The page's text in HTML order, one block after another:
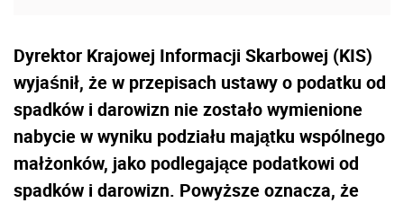
Dyrektor Krajowej Informacji Skarbowej (KIS)
wyjaśnił, żew przepisach ustawy o podatku od
spadków i darowizn nie zostało wymienione
nabycie w wyniku podziału majątku wspólnego
małżonków, jako podlegające podatkowi od
spadków i darowizn. Powyższe oznacza, że